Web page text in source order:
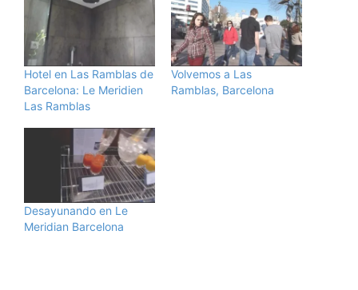
Hotel en Las Ramblas de
Barcelona: Le Meridien
Las Ramblas
Volvemos a Las
Ramblas, Barcelona
Desayunando en Le
Meridian Barcelona